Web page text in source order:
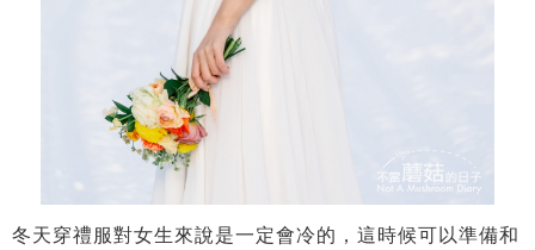
冬天穿禮服對女生來說是一定會冷的，這時候可以準備和